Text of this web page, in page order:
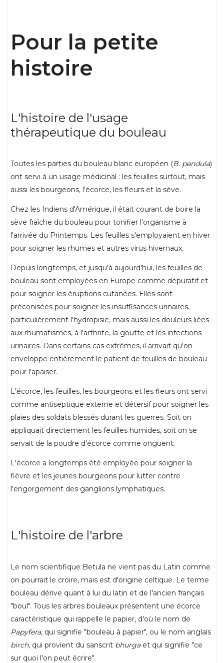
Pour la petite
histoire
L'histoire de l'usage
thérapeutique du bouleau
Toutes les parties du bouleau blanc européen (B. pendula)
ont servi à un usage médicinal : les feuilles surtout, mais
aussi les bourgeons, l'écorce, les fleurs et la sève.
Chez les Indiens d'Amérique, il était courant de boire la
sève fraîche du bouleau pour tonifier l'organisme à
l'arrivée du Printemps. Les feuilles s'employaient en hiver
pour soigner les rhumes et autres virus hivernaux.
Depuis longtemps, et jusqu'à aujourd'hui, les feuilles de
bouleau sont employées en Europe comme dépuratif et
pour soigner les éruptions cutanées. Elles sont
préconisées pour soigner les insuffisances urinaires,
particulièrement l'hydropisie, mais aussi les douleurs liées
aux rhumatismes, à l'arthrite, la goutte et les infections
urinaires. Dans certains cas extrêmes, il arrivait qu'on
enveloppe entièrement le patient de feuilles de bouleau
pour l'apaiser.
L'écorce, les feuilles, les bourgeons et les fleurs ont servi
comme antiseptique externe et détersif pour soigner les
plaies des soldats blessés durant les guerres. Soit on
appliquait directement les feuilles humides, soit on se
servait de la poudre d'écorce comme onguent.
L'écorce a longtemps été employée pour soigner la
fièvre et les jeunes bourgeons pour lutter contre
l'engorgement des ganglions lymphatiques.
L'histoire de l'arbre
Le nom scientifique Betula ne vient pas du Latin comme
on pourrait le croire, mais est d'origine celtique. Le terme
bouleau dérive quant à lui du latin et de l'ancien français
"boul". Tous les arbres bouleaux présentent une écorce
caractéristique qui rappelle le papier, d'où le nom de
Papyfera, qui signifie "bouleau à papier", ou le nom anglais
birch, qui provient du sanscrit bhurgaet qui signifie "ce
sur quoi l'on peut écrire".